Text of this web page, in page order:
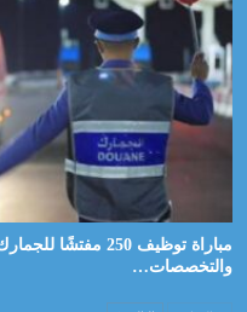
مباراة توظيف 250
والتخصصات…